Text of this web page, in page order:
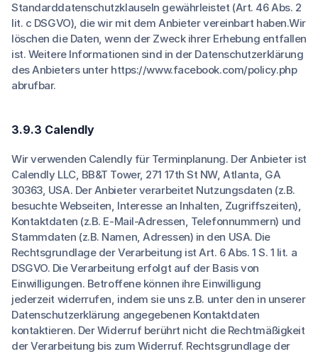
Standarddatenschutzklauseln gewährleistet (Art. 46 Abs. 2
lit. c DSGVO), die wir mit dem Anbieter vereinbart haben.Wir
löschen die Daten, wenn der Zweck ihrer Erhebung entfallen
ist. Weitere Informationen sind in der Datenschutzerklärung
des Anbieters unter https://www.facebook.com/policy.php
abrufbar.
3.9.3 Calendly
Wir verwenden Calendly für Terminplanung. Der Anbieter ist
Calendly LLC, BB&T Tower, 271 17th St NW, Atlanta, GA
30363, USA. Der Anbieter verarbeitet Nutzungsdaten (z.B.
besuchte Webseiten, Interesse an Inhalten, Zugriffszeiten),
Kontaktdaten (z.B. E-Mail-Adressen, Telefonnummern) und
Stammdaten (z.B. Namen, Adressen) in den USA. Die
Rechtsgrundlage der Verarbeitung ist Art. 6 Abs. 1 S. 1 lit. a
DSGVO. Die Verarbeitung erfolgt auf der Basis von
Einwilligungen. Betroffene können ihre Einwilligung
jederzeit widerrufen, indem sie uns z.B. unter den in unserer
Datenschutzerklärung angegebenen Kontaktdaten
kontaktieren. Der Widerruf berührt nicht die Rechtmäßigkeit
der Verarbeitung bis zum Widerruf. Rechtsgrundlage der